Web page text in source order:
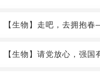
【生物】走吧，去拥抱
【生物】请党放心，强